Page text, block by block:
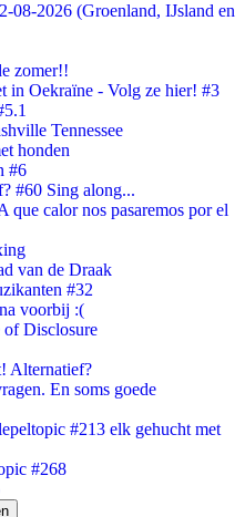
08-2026 (Groenland, IJsland en
zomer!!
in Oekraïne - Volg ze hier! #3
Tennessee
honden
#6
#60 Sing along...
que calor nos pasaremos por el
van de Draak
#32
voorbij :(
Disclosure
Alternatief?
En soms goede
#213 elk gehucht met
#268